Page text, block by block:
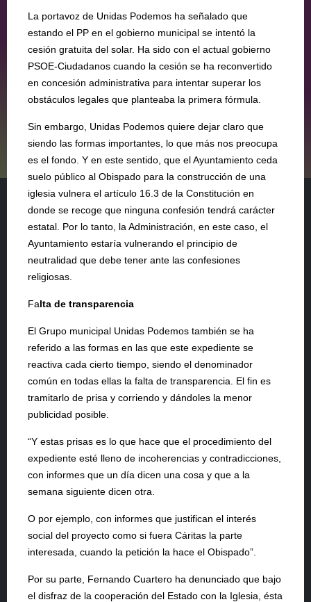
La portavoz de Unidas Podemos ha señalado que
estando el PP en el gobierno municipal se intentó la
cesión gratuita del solar. Ha sido con el actual gobierno
PSOE-Ciudadanos cuando la cesión se ha reconvertido
en concesión administrativa para intentar superar los
obstáculos legales que planteaba la primera fórmula.
Sin embargo, Unidas Podemos quiere dejar claro que
siendo las formas importantes, lo que más nos preocupa
es el fondo. Y en este sentido, que el Ayuntamiento ceda
suelo público al Obispado para la construcción de una
iglesia vulnera el artículo 16.3 de la Constitución en
donde se recoge que ninguna confesión tendrá carácter
estatal. Por lo tanto, la Administración, en este caso, el
Ayuntamiento estaría vulnerando el principio de
neutralidad que debe tener ante las confesiones
religiosas.
Falta de transparencia
El Grupo municipal Unidas Podemos también se ha
referido a las formas en las que este expediente se
reactiva cada cierto tiempo, siendo el denominador
común en todas ellas la falta de transparencia. El fin es
tramitarlo de prisa y corriendo y dándoles la menor
publicidad posible.
“Y estas prisas es lo que hace que el procedimiento del
expediente esté lleno de incoherencias y contradicciones,
con informes que un día dicen una cosa y que a la
semana siguiente dicen otra.
O por ejemplo, con informes que justifican el interés
social del proyecto como si fuera Cáritas la parte
interesada, cuando la petición la hace el Obispado”.
Por su parte, Fernando Cuartero ha denunciado que bajo
el disfraz de la cooperación del Estado con la Iglesia, ésta